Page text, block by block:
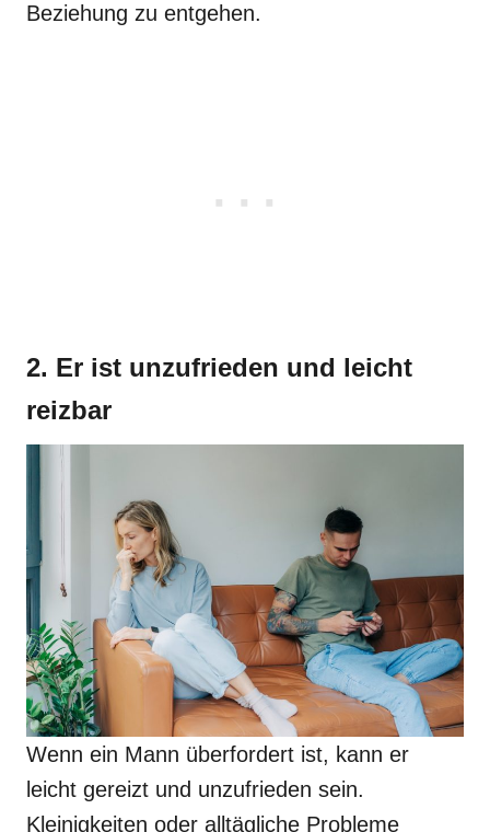
Beziehung zu entgehen.
2. Er ist unzufrieden und leicht
reizbar
Wenn ein Mann überfordert ist, kann er
leicht gereizt und unzufrieden sein.
Kleinigkeiten oder alltägliche Probleme